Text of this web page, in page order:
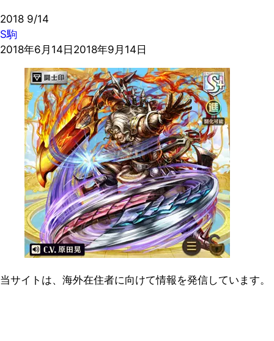
2018 9/14
S駒
2018年6月14日 2018年9月14日
当サイトは、海外在住者に向けて情報を発信しています。